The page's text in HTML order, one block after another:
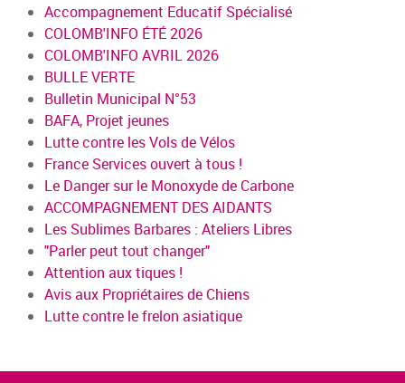
Accompagnement Educatif Spécialisé
COLOMB'INFO ÉTÉ 2026
COLOMB'INFO AVRIL 2026
BULLE VERTE
Bulletin Municipal N°53
BAFA, Projet jeunes
Lutte contre les Vols de Vélos
France Services ouvert à tous !
Le Danger sur le Monoxyde de Carbone
ACCOMPAGNEMENT DES AIDANTS
Les Sublimes Barbares : Ateliers Libres
"Parler peut tout changer"
Attention aux tiques !
Avis aux Propriétaires de Chiens
Lutte contre le frelon asiatique